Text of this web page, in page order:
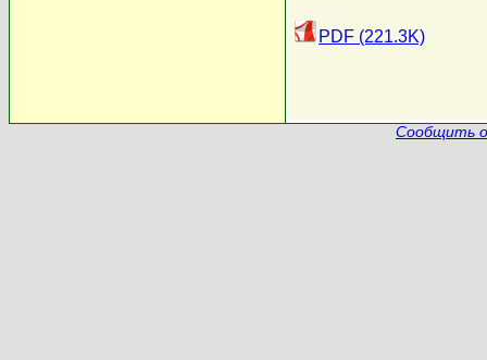
PDF (221.3K)
Сообщить о